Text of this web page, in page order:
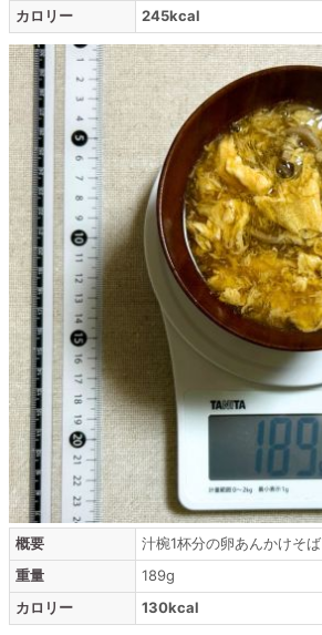
カロリー
245kcal
概要
汁椀1杯分の卵あんかけそば
重量
189g
カロリー
130kcal